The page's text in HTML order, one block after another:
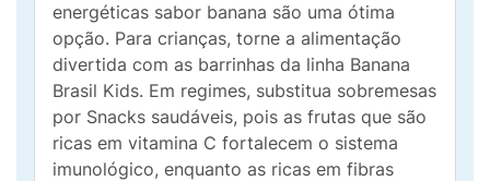
energéticas sabor banana são uma ótima
opção. Para crianças, torne a alimentação
divertida com as barrinhas da linha Banana
Brasil Kids. Em regimes, substitua sobremesas
por Snacks saudáveis, pois as frutas que são
ricas em vitamina C fortalecem o sistema
imunológico, enquanto as ricas em fibras